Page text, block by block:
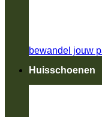
bewandel jouw
Huisschoenen